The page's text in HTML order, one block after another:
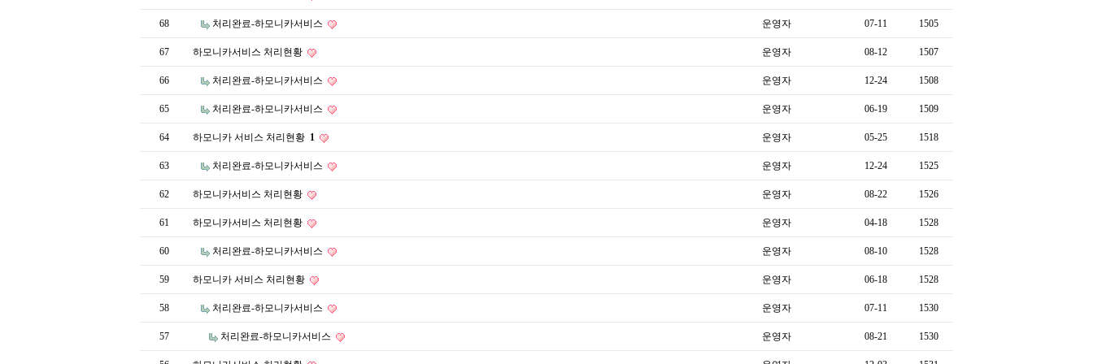
68 처리완료-하모니카서비스 운영자 07-11 1505
67 하모니카서비스 처리현황 운영자 08-12 1507
66 처리완료-하모니카서비스 운영자 12-24 1508
65 처리완료-하모니카서비스 운영자 06-19 1509
64 하모니카 서비스 처리현황 1 운영자 05-25 1518
63 처리완료-하모니카서비스 운영자 12-24 1525
62 하모니카서비스 처리현황 운영자 08-22 1526
61 하모니카서비스 처리현황 운영자 04-18 1528
60 처리완료-하모니카서비스 운영자 08-10 1528
59 하모니카 서비스 처리현황 운영자 06-18 1528
58 처리완료-하모니카서비스 운영자 07-11 1530
57 처리완료-하모니카서비스 운영자 08-21 1530